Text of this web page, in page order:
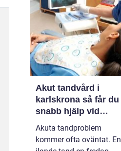
Akut tandvård i
karlskrona så får du
snabb hjälp vid
tandvärk och skador
Akuta tandproblem
kommer ofta oväntat. En